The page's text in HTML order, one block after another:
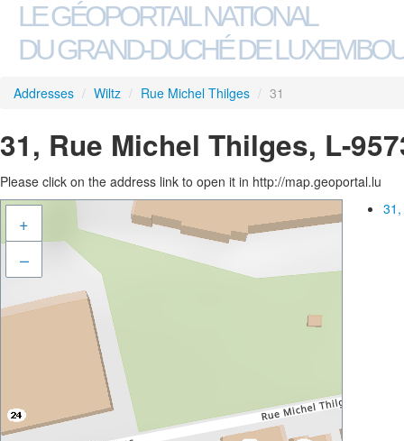
LE GÉOPORTAIL NATIONAL
DU GRAND-DUCHÉ DE
Addresses / Wiltz / Rue Michel Thilges / 31
31, Rue Michel Thilges, L-
Please click on the address link to open it in http://map.geoportal.lu
+
–